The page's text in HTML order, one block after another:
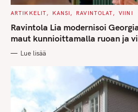
C
T
E
G
O
I
ARTIKKELIT KANSI RAVINTOLAT VIINI
Ravintola Lia modernisoi
maut kunnioittamalla ruoan ja
Lue lisää
r
: